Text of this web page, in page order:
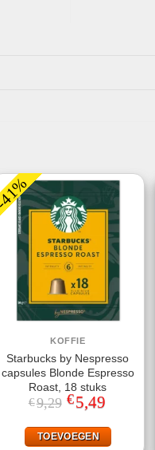
KOFFIE
Starbucks by Nespresso
capsules Blonde Espresso
Roast, 18 stuks
€9,29 Oorspronkelijke
prijs
€9,29.
€5,49
€5,49.
TOEVOEGEN